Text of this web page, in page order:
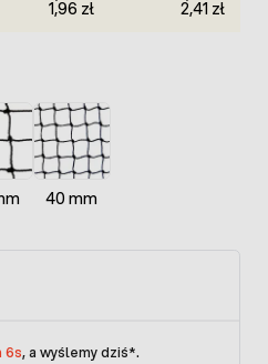
40 mm
1,96 zł 2,41 zł
6s, a wyślemy dziś*.